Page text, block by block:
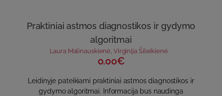
Praktiniai astmos diagnostikos ir gydymo
algoritmai
Laura Malinauskienė, Virginija Šileikienė
0.00€
Leidinyje pateikiami praktiniai astmos diagnostikos ir
gydymo algoritmai. Informacija bus naudinga